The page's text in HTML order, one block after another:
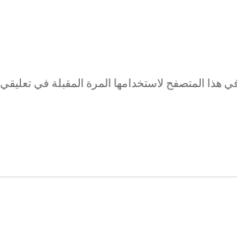
هذا المتصفح لاستخدامها المرة المقبلة في تعليقي.